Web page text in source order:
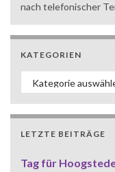
nach telefonischer
KATEGORIEN
Kategorien
LETZTE BEITRÄGE
Tag für